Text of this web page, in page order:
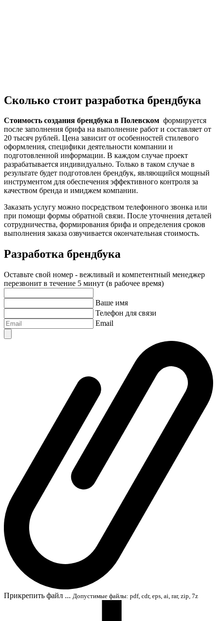
Сколько стоит разработка брендбука
Стоимость создания брендбука в Полевском формируется
после заполнения брифа на выполнение работ и составляет от
20 тысяч рублей. Цена зависит от особенностей стилевого
оформления, специфики деятельности компании и
подготовленной информации. В каждом случае проект
разрабатывается индивидуально. Только в таком случае в
результате будет подготовлен брендбук, являющийся мощный
инструментом для обеспечения эффективного контроля за
качеством бренда и имиджем компании.
Заказать услугу можно посредством телефонного звонка или
при помощи формы обратной связи. После уточнения деталей
сотрудничества, формирования брифа и определения сроков
выполнения заказа озвучивается окончательная стоимость.
Разработка брендбука
Оставьте свой номер - вежливый и компетентный менеджер
перезвонит в течение 5 минут (в рабочее время)
Ваше имя
Телефон для связи
Email
Прикрепить файл ... Допустимые файлы: pdf, cdr, eps, ai, rar, zip, 7z